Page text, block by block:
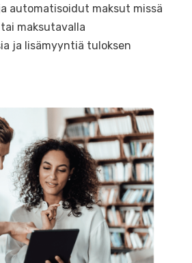
automatisoidut maksut missä
maksutavalla
ja lisämyyntiä tuloksen